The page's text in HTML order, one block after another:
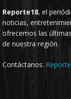
Reporte18, el
noticias,
ofrecemos las
de nuestra región.
Contáctanos: